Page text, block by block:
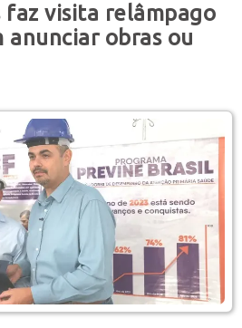
faz visita relâmpago
anunciar obras ou